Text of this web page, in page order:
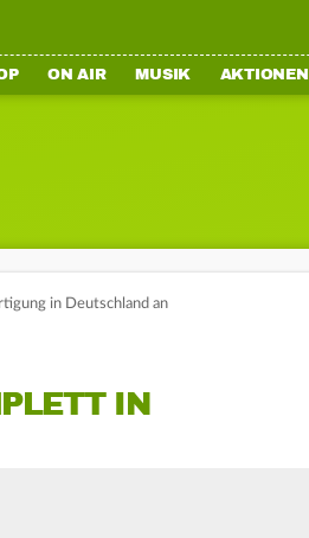
ON AIR MUSIK AKTIONEN
in Deutschland an
IN